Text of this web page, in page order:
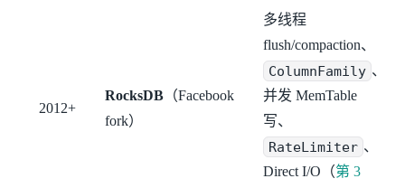
2012+
RocksDB（Facebook
fork）
多线程
flush/compaction、
ColumnFamily 、
并发 MemTable
写、
RateLimiter 、
Direct I/O（第 3